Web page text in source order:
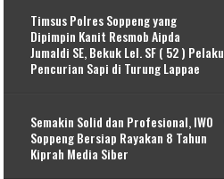
Timsus Polres Soppeng yang
Dipimpin Kanit Resmob Aipda
Jumaldi SE, Bekuk Lel. SF ( 52 ) Pelaku
Pencurian Sapi di Turung Lappae
Semakin Solid dan Profesional, IWO
Soppeng Bersiap Rayakan 8 Tahun
Kiprah Media Siber